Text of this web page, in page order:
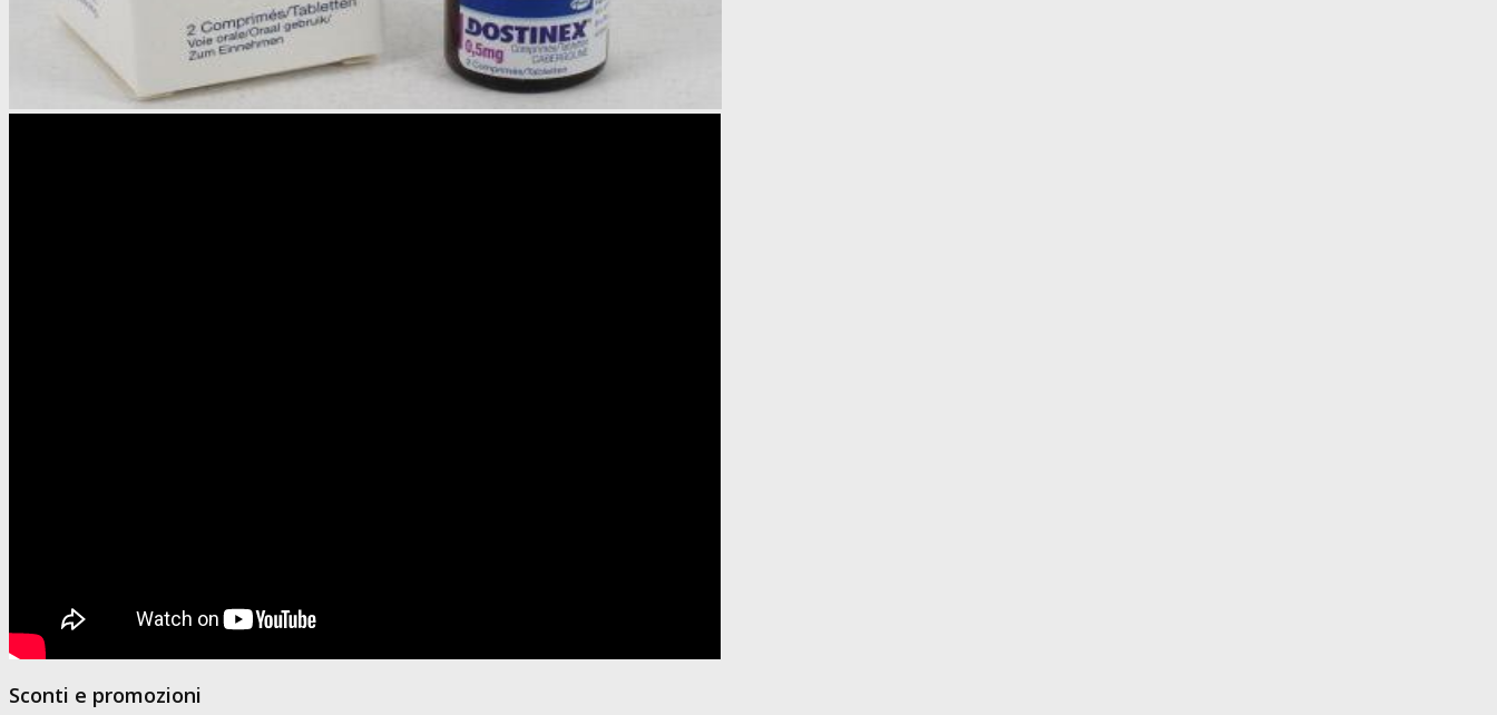
Sconti e promozioni